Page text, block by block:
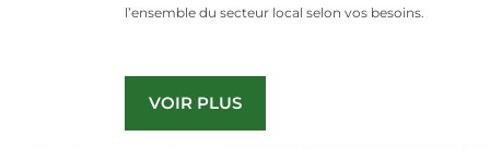
l’ensemble du secteur local selon vos besoins.
VOIR PLUS